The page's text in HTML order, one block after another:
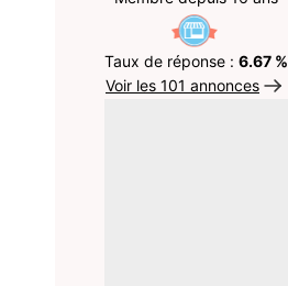
Taux de réponse : 6.67 %
Voir les 101 annonces